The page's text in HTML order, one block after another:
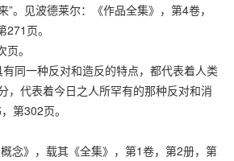
。见波德莱尔：《作品全集》，第4卷，
页。
。
同一种反对和造反的特点，都代表着人类
，代表着今日之人所罕有的那种反对和消
第302页。
念》，载其《全集》，第1卷，第2册，第